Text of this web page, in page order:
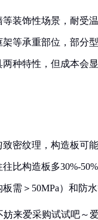
等装饰性场景，耐受
架等承重部位，部分
两种特性，但成本会
密纹理，构造板可
比构造板多30%-50%
需＞50MPa）和防
来爱采购试试吧～